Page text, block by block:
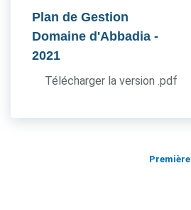
Plan de Gestion
Domaine d'Abbadia -
2021
Télécharger la version .pdf
Première